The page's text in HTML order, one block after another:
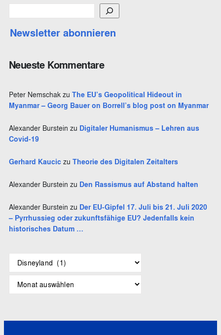
u
c
n
Newsletter abonnieren
Neueste Kommentare
Peter Nemschak zu The EU’s Geopolitical Hideout in
Myanmar – Georg Bauer on Borrell’s blog post on Myanmar
Alexander Burstein zu Digitaler Humanismus – Lehren aus
Covid-19
Gerhard Kaucic zu Theorie des Digitalen Zeitalters
Alexander Burstein zu Den Rassismus auf Abstand halten
Alexander Burstein zu Der EU-Gipfel 17. Juli bis 21. Juli 2020
– Pyrrhussieg oder zukunftsfähige EU? Jedenfalls kein
historisches Datum …
h
w
i